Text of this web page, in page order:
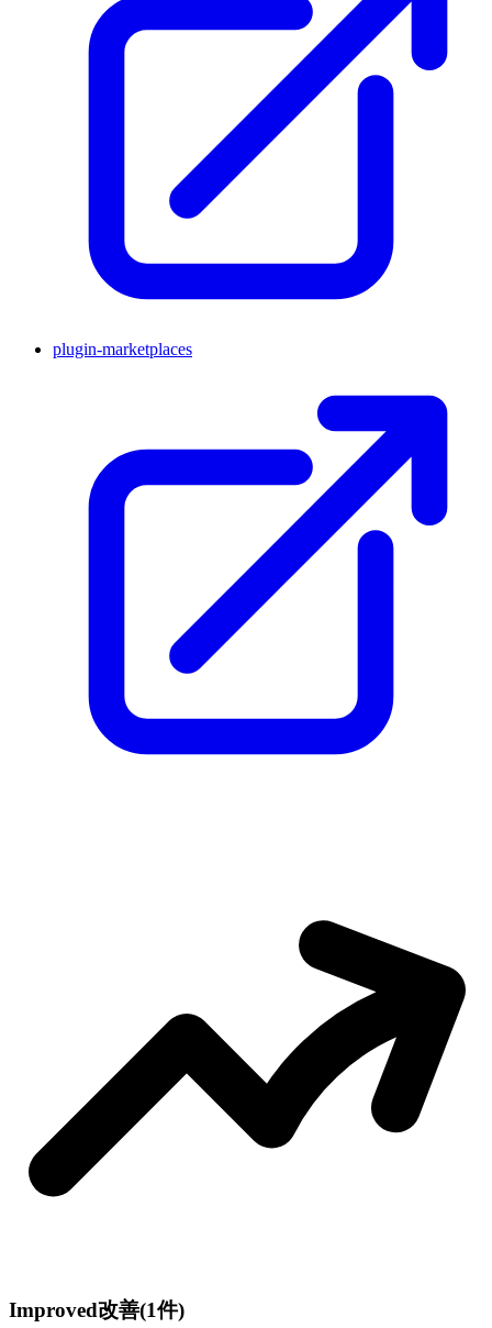
plugin-marketplaces
Improved改善(1件)